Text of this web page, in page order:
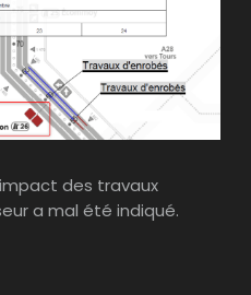
des travaux
a mal été indiqué.